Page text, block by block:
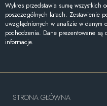
Wykres przedstawia sumę wszystkich
poszczególnych latach. Zestawienie
uwzględnionych w analizie w danym
pochodzenia. Dane prezentowane są
informacje.
STRONA GŁÓWNA